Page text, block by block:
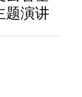
题演讲